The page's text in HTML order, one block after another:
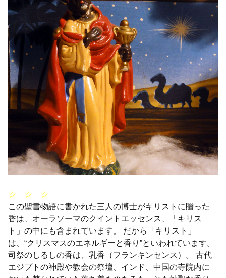
☆ ☆ ☆
この聖書物語に書かれた三人の博士がキリストに贈った
香は、オーラソーマのクイントエッセンス、「キリス
ト」の中にも含まれています。 だから「キリスト」
は、“クリスマスのエネルギーと香り”といわれています。
司祭のしるしの香は、乳香（フランキンセンス）。 古代
エジプトの神殿や教会の祭壇、インド、中国の寺院内に